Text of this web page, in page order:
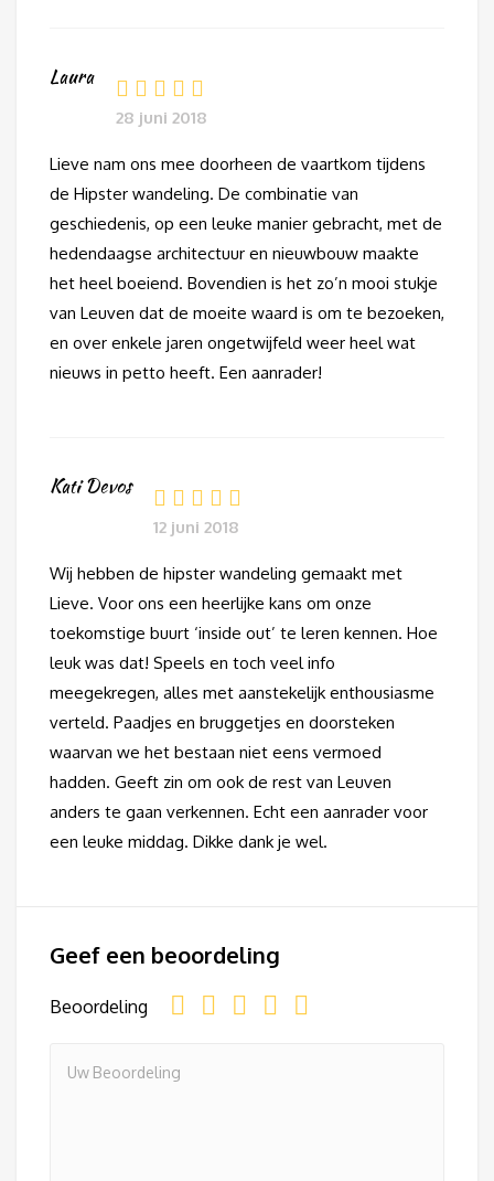
Laura
28 juni 2018
Lieve nam ons mee doorheen de vaartkom tijdens
de Hipster wandeling. De combinatie van
geschiedenis, op een leuke manier gebracht, met de
hedendaagse architectuur en nieuwbouw maakte
het heel boeiend. Bovendien is het zo’n mooi stukje
van Leuven dat de moeite waard is om te bezoeken,
en over enkele jaren ongetwijfeld weer heel wat
nieuws in petto heeft. Een aanrader!
Kati Devos
12 juni 2018
Wij hebben de hipster wandeling gemaakt met
Lieve. Voor ons een heerlijke kans om onze
toekomstige buurt ‘inside out’ te leren kennen. Hoe
leuk was dat! Speels en toch veel info
meegekregen, alles met aanstekelijk enthousiasme
verteld. Paadjes en bruggetjes en doorsteken
waarvan we het bestaan niet eens vermoed
hadden. Geeft zin om ook de rest van Leuven
anders te gaan verkennen. Echt een aanrader voor
een leuke middag. Dikke dank je wel.
Geef een beoordeling
Beoordeling